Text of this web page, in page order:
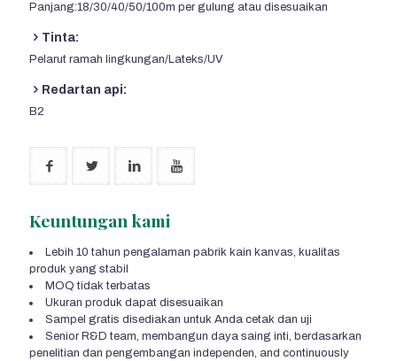
Panjang:18/30/40/50/100m per gulung atau disesuaikan
Tinta:
Pelarut ramah lingkungan/Lateks/UV
Redartan api:
B2
Keuntungan kami
Lebih 10 tahun pengalaman pabrik kain kanvas, kualitas
produk yang stabil
MOQ tidak terbatas
Ukuran produk dapat disesuaikan
Sampel gratis disediakan untuk Anda cetak dan uji
Senior R&D team, membangun daya saing inti, berdasarkan
penelitian dan pengembangan independen, and continuously